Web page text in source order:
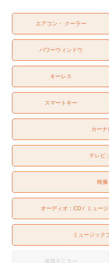
エアコン・ クーラー
パワーウィンドウ
キーレス
スマートキー
カーナ
テレビ：
映像
オーディオ：CD ミュー
ミュージック
後席モニター